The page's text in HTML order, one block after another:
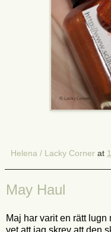
Helena / Lacky Corner at
May Haul
Maj har varit en rätt
vet att jag skrev att den